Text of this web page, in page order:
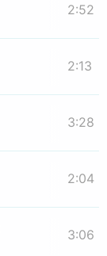
2:52
2:13
3:28
2:04
3:06